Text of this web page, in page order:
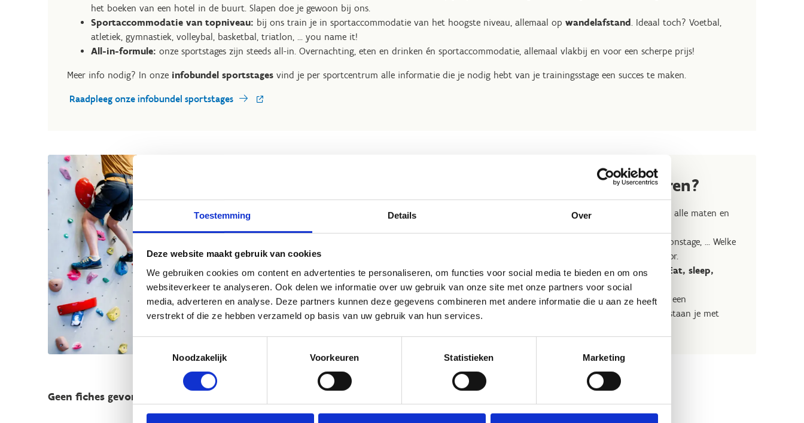
Toestemming Details Over
Deze website maakt gebruik van cookies
We gebruiken cookies om content en advertenties te personaliseren, om functies voor social media te bieden en om ons
websiteverkeer te analyseren. Ook delen we informatie over uw gebruik van onze site met onze partners voor social
media, adverteren en analyse. Deze partners kunnen deze gegevens combineren met andere informatie die u aan ze heeft
verstrekt of die ze hebben verzameld op basis van uw gebruik van hun services.
Noodzakelijk
Voorkeuren Statistieken Marketing
het boeken van een hotel in de buurt. Slapen doe je gewoon bij ons.
Sportaccommodatie van topniveau: bij ons train je in sportaccommodatie van het hoogste niveau, allemaal op wandelafstand. Ideaal toch? Voetbal,
atletiek, gymnastiek, volleybal, basketbal, triatlon, ... you name it!
All-in-formule: onze sportstages zijn steeds all-in. Overnachting, eten en drinken én sportaccommodatie, allemaal vlakbij en voor een scherpe prijs!
Meer info nodig? In onze infobundel sportstages vind je per sportcentrum alle informatie die je nodig hebt van je trainingsstage een succes te maken.
Raadpleeg onze infobundel sportstages
Waarom op sportstage bij Sport Vlaanderen?
We bieden je sportaccomodatie van wereldniveauaan. Sporthallen in alle maten en
Voetbalstage, volleybalstage, handbalstage, turnstage, atletiekstage, triatlonstage, ... Welke
sport je ook uitoefent, we hebben er ongetwijfeld het ideale centrum voor.
Je hoeft je de hele stage lang alleen maar bezig te houden met je sport.
Eat, sleep,
train, repeat. Makkelijk toch?
De boog hoeft niet altijd gespannen te staan. Maak van je trainingsstage een
onvergetelijke meerdaagse door ook eens wat anders te doen
. Wij staan je met
Geen fiches gevonden.